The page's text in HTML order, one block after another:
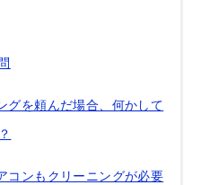
を頼んだ場合、何かして
ンもクリーニングが必要